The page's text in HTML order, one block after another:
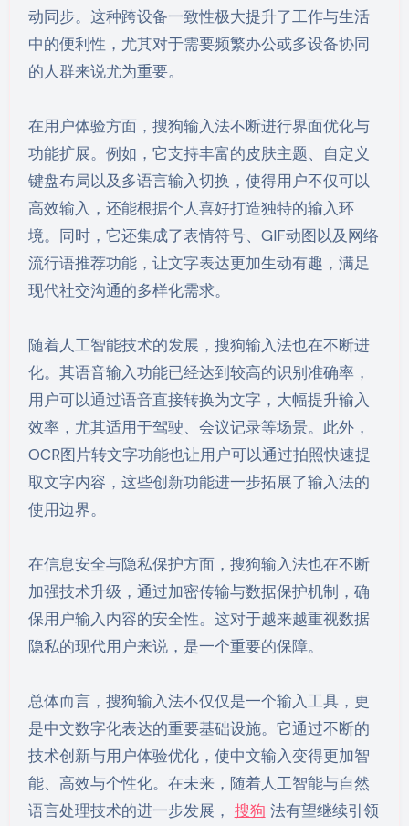
动同步。这种跨设备一致性极大提升了工作与生活
中的便利性，尤其对于需要频繁办公或多设备协同
的人群来说尤为重要。
在用户体验方面，搜狗输入法不断进行界面优化与
功能扩展。例如，它支持丰富的皮肤主题、自定义
键盘布局以及多语言输入切换，使得用户不仅可以
高效输入，还能根据个人喜好打造独特的输入环
境。同时，它还集成了表情符号、GIF动图以及网络
流行语推荐功能，让文字表达更加生动有趣，满足
现代社交沟通的多样化需求。
随着人工智能技术的发展，搜狗输入法也在不断进
化。其语音输入功能已经达到较高的识别准确率，
用户可以通过语音直接转换为文字，大幅提升输入
效率，尤其适用于驾驶、会议记录等场景。此外，
OCR图片转文字功能也让用户可以通过拍照快速提
取文字内容，这些创新功能进一步拓展了输入法的
使用边界。
在信息安全与隐私保护方面，搜狗输入法也在不断
加强技术升级，通过加密传输与数据保护机制，确
保用户输入内容的安全性。这对于越来越重视数据
隐私的现代用户来说，是一个重要的保障。
总体而言，搜狗输入法不仅仅是一个输入工具，更
是中文数字化表达的重要基础设施。它通过不断的
技术创新与用户体验优化，使中文输入变得更加智
能、高效与个性化。在未来，随着人工智能与自然
语言处理技术的进一步发展， 搜狗 法有望继续引领